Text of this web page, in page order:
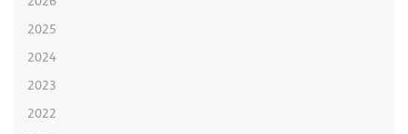
2025
2024
2023
2022